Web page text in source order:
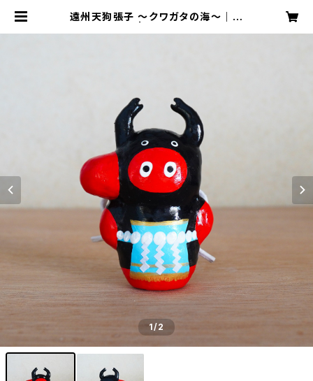
遠州天狗張子 〜クワガタの海〜｜高
1/2